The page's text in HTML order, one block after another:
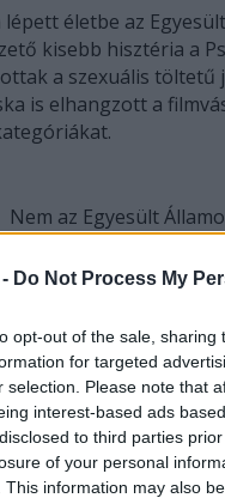
Do Not Process My
opt-out of the sale,
for targeted
selection. Please note that
interest-based ads
to third parties
of your personal
This information may also
lépett életbe az
kisebb hisztéria a
a szexuális töltetű
is elhangzott a
Nem az Egyesült
már korábban
jól szervezett
figyelmet a "filmes
alkotásokban
erős nyelvezetre. Az
1967-ben, a Nem
filmek moziba